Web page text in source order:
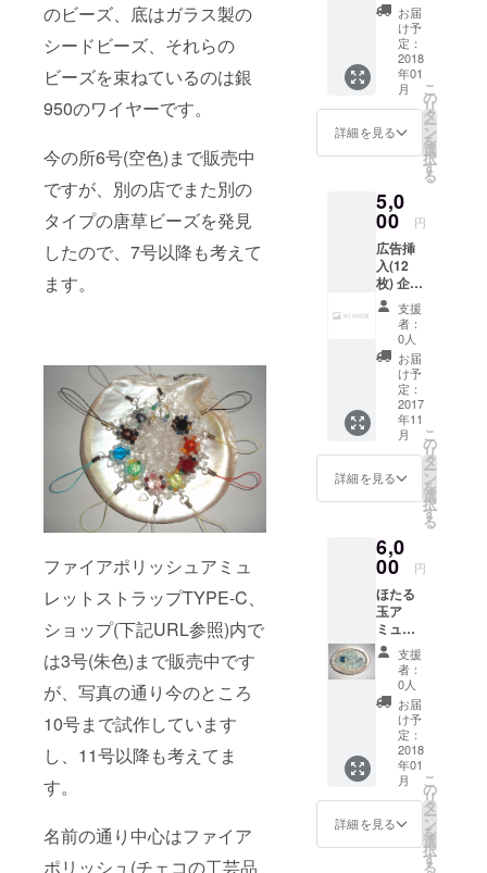
のビーズ、底はガラス製の
シードビーズ、それらの
ビーズを束ねているのは銀
950のワイヤーです。
今の所6号(空色)まで販売中
ですが、別の店でまた別の
タイプの唐草ビーズを発見
したので、7号以降も考えて
ます。
ファイアポリッシュアミュ
レットストラップTYPE-C、
ショップ(下記URL参照)内で
は3号(朱色)まで販売中です
が、写真の通り今のところ
10号まで試作しています
し、11号以降も考えてま
す。
名前の通り中心はファイア
ポリッシュ(チェコの工芸品
ラップ
オリジ
ナル
ビーズ
で作ら
れたア
ミュ
レット
スト
ラップ
をプレ
ゼント
しま
す。 素
材提供
元(NO
IMAGE)
http://d
esign-
ec.com
お届
け予
定：
2018
年01
月
詳細を見る
こ
の
リ
タ
ー
ン
を
選
択
す
る
5,0
00 円
広告挿
入(12
枚) 企業
さんや
店舗経
営者さ
ん向き
のリ
ターン
です。
もし利
用され
る場合
はロゴ
マーク
や屋号
データ
をお願
いしま
す。 も
し特定
の商品
に使用
して欲
しい或
いはし
て欲し
くない
という
ことが
あれば
事前に
連絡願
支援
者：
0人
お届
け予
定：
2017
年11
月
詳細を見る
こ
の
リ
タ
ー
ン
を
選
択
す
る
6,0
00 円
ほたる
玉ア
ミュ
レット
スト
ラップ1
号 ほた
る玉(沖
縄の伝
統工芸
品のガ
ラス
ビーズ)
をベー
スに使
用した
支援
者：
0人
お届
け予
定：
2018
年01
月
詳細を見る
こ
の
リ
タ
ー
ン
を
選
択
す
る